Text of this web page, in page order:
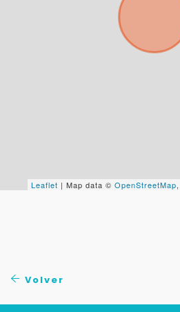
Leaflet | Map data © OpenStreetMap
Volver
Continuar por